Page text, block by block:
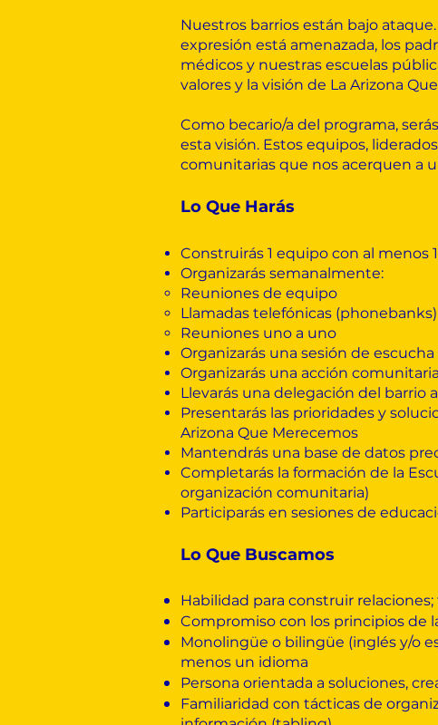
Nuestros barrios están bajo
expresión está amenazada, los
médicos y nuestras escuelas
valores y la visión de La Arizona
Como becario/a del programa,
esta visión. Estos equipos,
comunitarias que nos acerquen a
Lo Que Harás
Construirás 1 equipo con al menos
Organizarás semanalmente:
Reuniones de equipo
Llamadas telefónicas (phonebanks)
Reuniones uno a uno
Organizarás una sesión de
Organizarás una acción
Llevarás una delegación del barrio
Presentarás las prioridades y
Arizona Que Merecemos
Mantendrás una base de datos
Completarás la formación de la
organización comunitaria)
Participarás en sesiones de
Lo Que Buscamos
Habilidad para construir
Compromiso con los principios de
Monolingüe o bilingüe (inglés y/o
menos un idioma
Persona orientada a soluciones,
Familiaridad con tácticas de